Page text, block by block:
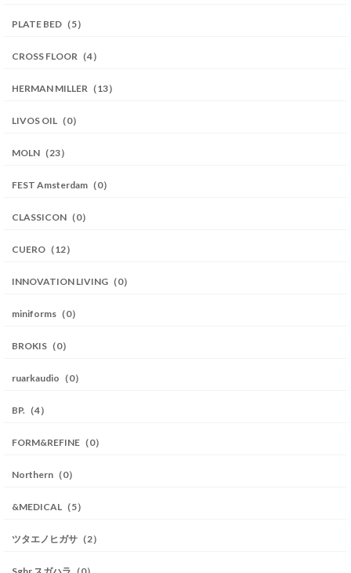
PLATE BED（5）
CROSS FLOOR（4）
HERMAN MILLER（13）
LIVOS OIL（0）
MOLN（23）
FEST Amsterdam（0）
CLASSICON（0）
CUERO（12）
INNOVATION LIVING（0）
miniforms（0）
BROKIS（0）
ruarkaudio（0）
BP.（4）
FORM&REFINE（0）
Northern（0）
&MEDICAL（5）
ツタエノヒガサ（2）